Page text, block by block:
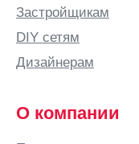
Застройщикам
DIY сетям
Дизайнерам
О компании